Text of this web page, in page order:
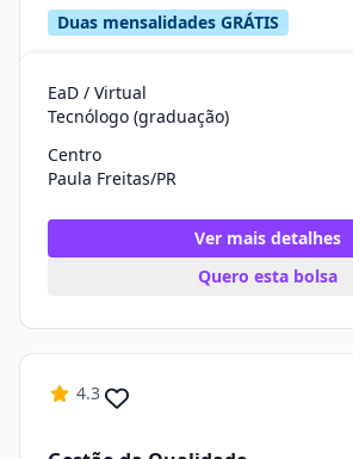
Duas mensalidades GRÁTIS
EaD / Virtual
Tecnólogo (graduação)
Centro
Paula Freitas/PR
Ver mais detalhes
Quero esta bolsa
4.3